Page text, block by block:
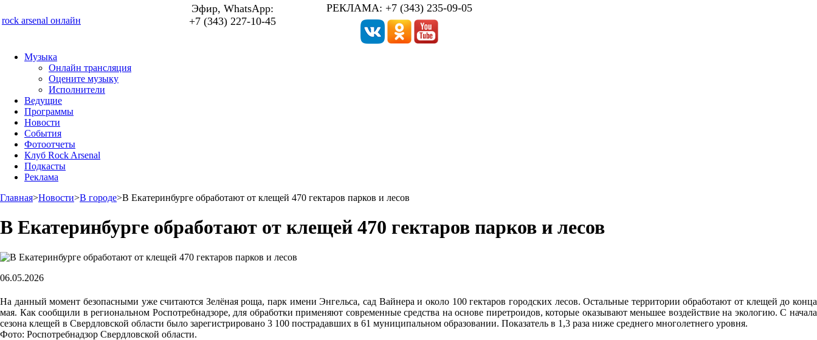
rock arsenal онлайн
Эфир, WhatsApp:
+7 (343) 227-10-45
РЕКЛАМА: +7 (343) 235-09-05
Музыка
Онлайн трансляция
Оцените музыку
Исполнители
Ведущие
Программы
Новости
События
Фотоотчеты
Клуб Rock Arsenal
Подкасты
Реклама
Главная>Новости>В городе>В Екатеринбурге обработают от клещей 470 гектаров парков и лесов
В Екатеринбурге обработают от клещей 470 гектаров парков и лесов
06.05.2026
На данный момент безопасными уже считаются Зелёная роща, парк имени Энгельса, сад Вайнера и около 100 гектаров городских лесов. Остальные территории обработают от клещей до конца
мая. Как сообщили в региональном Роспотребнадзоре, для обработки применяют современные средства на основе пиретроидов, которые оказывают меньшее воздействие на экологию. С начала
сезона клещей в Свердловской области было зарегистрировано 3 100 пострадавших в 61 муниципальном образовании. Показатель в 1,3 раза ниже среднего многолетнего уровня.
Фото: Роспотребнадзор Свердловской области.